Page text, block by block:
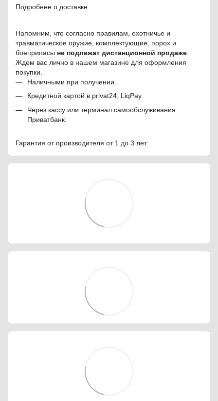
Подробнее о доставке
Напомним, что согласно правилам, охотничье и
травматическое оружие, комплектующие, порох и
боеприпасы не подлежат дистанционной продаже
Ждем вас лично в нашем магазине для оформления
покупки.
Наличными при получении.
Кредитной картой в privat24, LiqPay.
Через кассу или терминал самообслуживания
Приватбанк.
Гарантия от производителя от 1 до 3 лет.